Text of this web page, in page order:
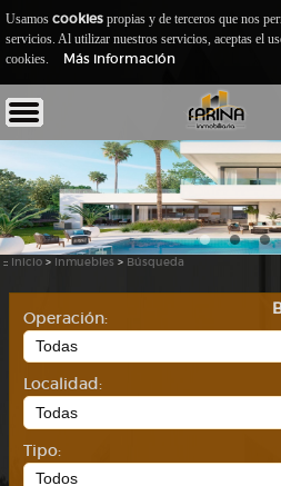
:: Inicio > Inmuebles > Búsqueda
Operación:
Localidad:
Tipo:
Usamos cookies propias y de terceros que nos
servicios. Al utilizar nuestros servicios, aceptas el
cookies.
Más información